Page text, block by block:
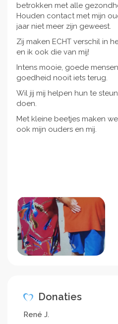
betrokken met alle
Houden contact met mijn
jaar niet meer zijn geweest.
Zij maken ECHT verschil in
en ik ook die van mij!
Intens mooie, goede
goedheid nooit iets terug.
Wil jij mij helpen hun te
doen.
Met kleine beetjes maken
ook mijn ouders en mij.
Donaties
René J.